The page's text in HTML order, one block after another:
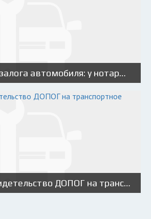
Регистрация залога автомобиля: у нотариуса, в ГИБДД
Что такое свидетельство ДОПОГ на транспортное средство?